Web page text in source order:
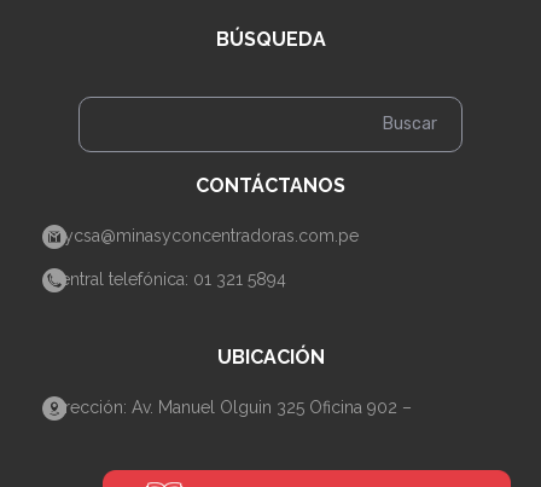
BÚSQUEDA
CONTÁCTANOS
mycsa@minasyconcentradoras.com.pe
Central telefónica: 01 321 5894
UBICACIÓN
Dirección: Av. Manuel Olguin 325 Oficina 902 –